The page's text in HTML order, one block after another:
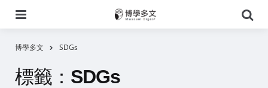
尋
博學多文 SDGs
標籤： SDGs